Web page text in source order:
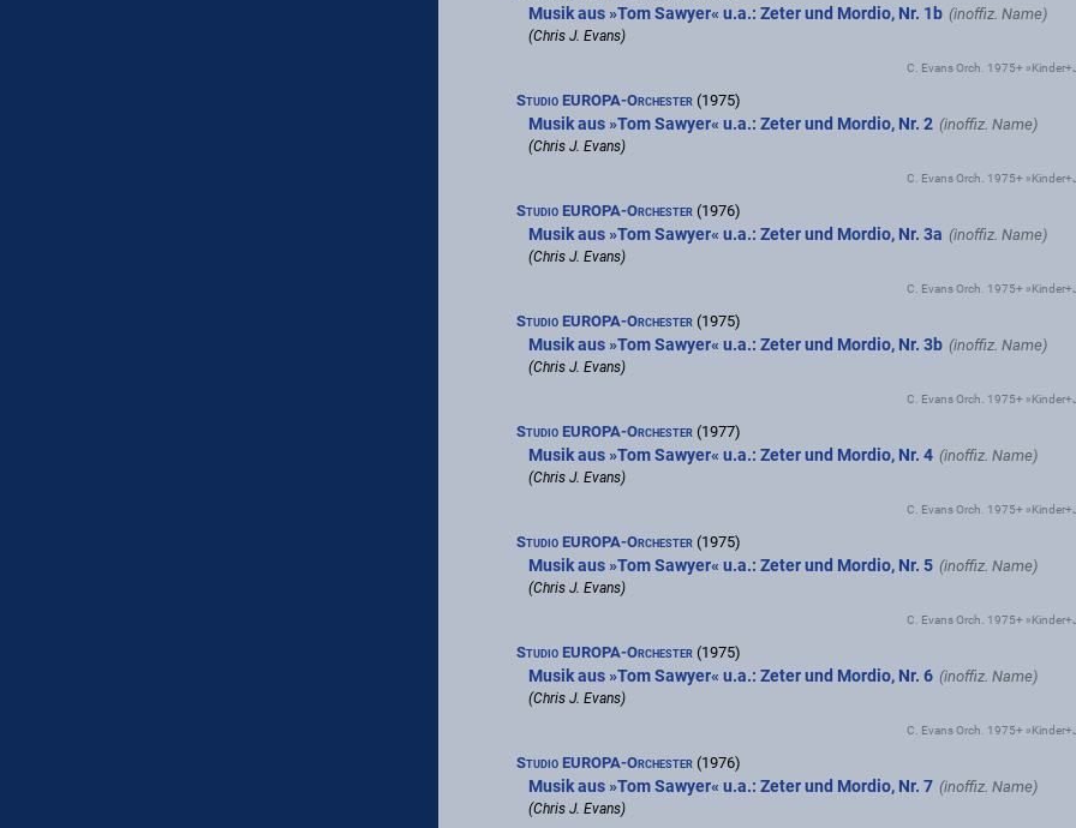
Musik aus »Tom Sawyer« u.a.: Zeter und Mordio, Nr. 1b
(Chris J. Evans)
C. Evans Orch. 1975+
Studio EUROPA-Orchester (1975)
Musik aus »Tom Sawyer« u.a.: Zeter und Mordio, Nr. 2
(Chris J. Evans)
C. Evans Orch. 1975+
Studio EUROPA-Orchester (1976)
Musik aus »Tom Sawyer« u.a.: Zeter und Mordio, Nr. 3a
(Chris J. Evans)
C. Evans Orch. 1975+
Studio EUROPA-Orchester (1975)
Musik aus »Tom Sawyer« u.a.: Zeter und Mordio, Nr. 3b
(Chris J. Evans)
C. Evans Orch. 1975+
Studio EUROPA-Orchester (1977)
Musik aus »Tom Sawyer« u.a.: Zeter und Mordio, Nr. 4
(Chris J. Evans)
C. Evans Orch. 1975+
Studio EUROPA-Orchester (1975)
Musik aus »Tom Sawyer« u.a.: Zeter und Mordio, Nr. 5
(Chris J. Evans)
C. Evans Orch. 1975+
Studio EUROPA-Orchester (1975)
Musik aus »Tom Sawyer« u.a.: Zeter und Mordio, Nr. 6
(Chris J. Evans)
C. Evans Orch. 1975+
Studio EUROPA-Orchester (1976)
Musik aus »Tom Sawyer« u.a.: Zeter und Mordio, Nr. 7
(Chris J. Evans)